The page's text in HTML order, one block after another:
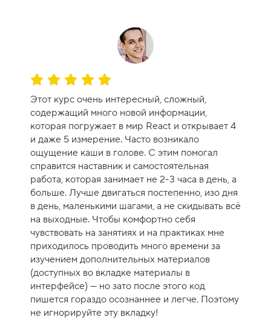
О
е
н
к
а
к
у
р
с
а
-
0
Этот курс очень интересный, сложный,
содержащий много новой информации,
которая погружает в мир React и открывает 4
и даже 5 измерение. Часто возникало
ощущение каши в голове. С этим помогал
справится наставник и самостоятельная
работа, которая занимает не 2-3 часа в день, а
больше. Лучше двигаться постепенно, изо дня
в день, маленькими шагами, а не скидывать всё
на выходные. Чтобы комфортно себя
чувствовать на занятиях и на практиках мне
приходилось проводить много времени за
изучением дополнительных материалов
(доступных во вкладке материалы в
интерфейсе) — но зато после этого код
пишется гораздо осознаннее и легче. Поэтому
не игнорируйте эту вкладку!